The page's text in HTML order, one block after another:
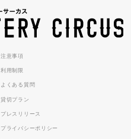
注意事項
利用制限
よくある質問
貸切プラン
プレスリリース
プライバシーポリシー